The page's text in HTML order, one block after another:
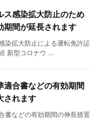
ス感染拡大防止のため
期間が延長されます
染拡大防止による運転免許証
新型コロナウ ...
適合書などの有効期間
されます
書などの有効期間の伸長措置